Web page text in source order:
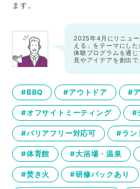
ます。
2025年4月にリニュ
える」をテーマにし
体験プログラムを通
見やアイデアを創出
#BBQ #アウトドア #
#オフサイトミーティング #
#バリアフリー対応可 #ラン
#体育館 #大浴場・温泉
#焚き火 #研修パックあり